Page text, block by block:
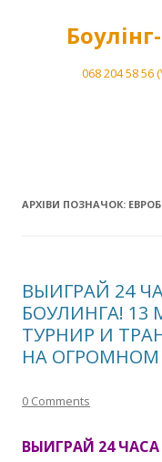
068 204 58 56
АРХІВИ ПОЗНАЧОК:
ВЫИГРАЙ 24
БОУЛИНГА! 13
ТУРНИР И
НА ОГРОМНОМ
0 Comments
ВЫИГРАЙ 24